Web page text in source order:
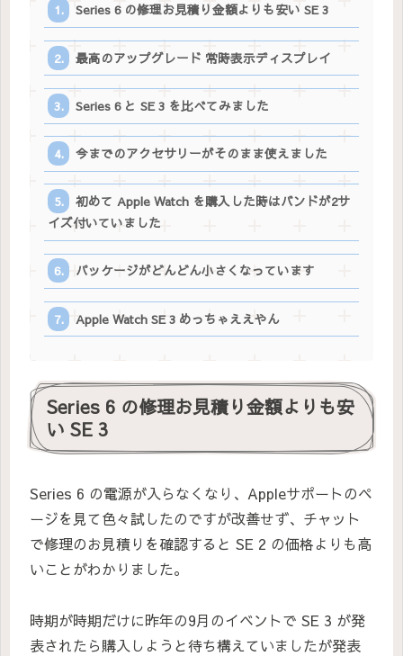
Series 6 の修理お見積り金額よりも安い SE 3
最高のアップグレード 常時表示ディスプレイ
Series 6 と SE 3 を比べてみました
今までのアクセサリーがそのまま使えました
初めて Apple Watch を購入した時はバンドが2サ
イズ付いていました
パッケージがどんどん小さくなっています
Apple Watch SE 3 めっちゃええやん
Series 6 の修理お見積り金額よりも安
い SE 3
Series 6 の電源が入らなくなり、Appleサポートのペ
ージを見て色々試したのですが改善せず、チャット
で修理のお見積りを確認すると SE 2 の価格よりも高
いことがわかりました。
時期が時期だけに昨年の9月のイベントで SE 3 が発
表されたら購入しようと待ち構えていましたが発表